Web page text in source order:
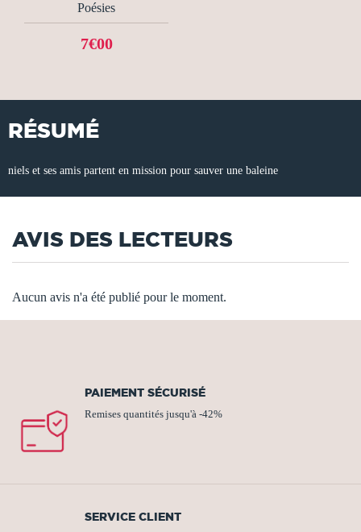
Poésies
7€00
RÉSUMÉ
niels et ses amis partent en mission pour sauver une baleine
AVIS DES LECTEURS
Aucun avis n'a été publié pour le moment.
PAIEMENT SÉCURISÉ
Remises quantités jusqu'à -42%
SERVICE CLIENT